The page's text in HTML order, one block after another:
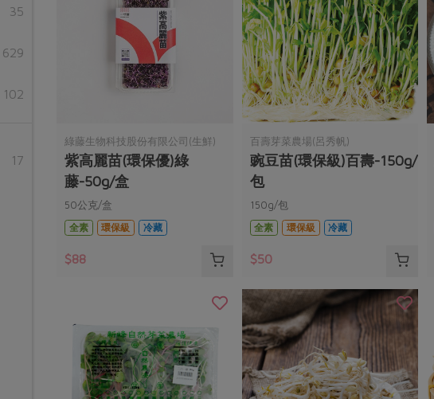
綠藤生物科技股份有限公司(生鮮)
紫高麗苗(環保優)綠
藤-50g/盒
50公克/盒
全素
環保級 冷藏
$88
百壽芽菜農場(呂秀帆)
豌豆苗(環保級)百壽-150g/
包
150g/包
全素
環保級 冷藏
$50
35
629
102
17